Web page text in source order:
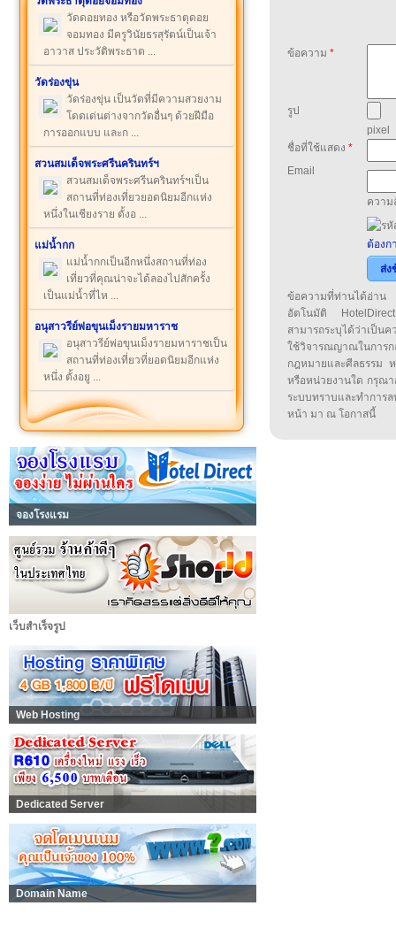
วัดดอยทอง หรือวัดพระธาตุดอย
จอมทอง มีครูวินัยธรสุรัตน์เป็นเจ้า
อาวาส ประวัติพระธาต ...
วัดร่องขุ่น
วัดร่องขุ่น เป็นวัดที่มีความสวยงาม
โดดเด่นต่างจากวัดอื่นๆ ด้วยฝีมือ
การออกแบบ และก ...
สวนสมเด็จพระศรีนครินทร์ฯ
สวนสมเด็จพระศรีนครินทร์ฯเป็น
สถานที่ท่องเที่ยวยอดนิยมอีกแห่ง
หนึ่งในเชียงราย ตั้งอ ...
แม่น้ำกก
แม่น้ำกกเป็นอีกหนึ่งสถานที่ท่อง
เที่ยวที่คุณน่าจะได้ลองไปสักครั้ง
เป็นแม่น้ำที่ไห ...
อนุสาวรีย์พ่อขุนเม็งรายมหาราช
อนุสาวรีย์พ่อขุนเม็งรายมหาราชเป็น
สถานที่ท่องเที่ยวที่ยอดนิยมอีกแห่ง
หนึ่ง ตั้งอยู ...
จองโรงแรม
เว็บสำเร็จรูป
Web Hosting
Dedicated Server
Domain Name
ข้อความ *
รูป
pixel
ชื่อที่ใช้แสดง *
Email
ความ
ต้องก
ส่ง
ข้อความที่ท่านได้อ่าน
อัตโนมัติ
สามารถระบุได้ว่าเป็น
ใช้วิจารณญาณในกา
กฎหมายและศีลธรรม
หรือหน่วยงานใด กรุณา
ระบบทราบและทำกา
หน้า มา ณ โอกาสนี้